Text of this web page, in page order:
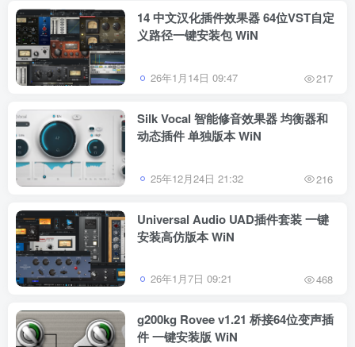
14 中文汉化插件效果器 64位VST自定
义路径一键安装包 WiN
26年1月14日 09:47 217
Silk Vocal 智能修音效果器 均衡器和
动态插件 单独版本 WiN
25年12月24日 21:32 216
Universal Audio UAD插件套装 一键
安装高仿版本 WiN
26年1月7日 09:21 468
g200kg Rovee v1.21 桥接64位变声插
件 一键安装版 WiN